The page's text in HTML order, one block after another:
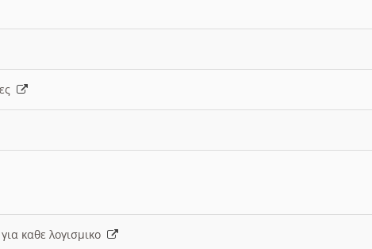
καθε λογισμικο